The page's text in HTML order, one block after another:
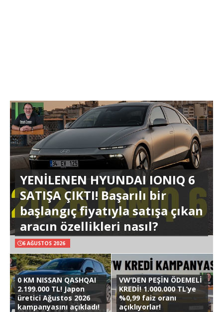
YENİLENEN HYUNDAI IONIQ 6
SATIŞA ÇIKTI! Başarılı bir
başlangıç fiyatıyla satışa çıkan
aracın özellikleri nasıl?
6 AĞUSTOS 2026
0 KM NISSAN QASHQAI
2.199.000 TL! Japon
üretici Ağustos 2026
kampanyasını açıkladı!
VW’DEN PEŞİN ÖDEMELİ
KREDİ! 1.000.000 TL’ye
%0,99 faiz oranı
açıklıyorlar!